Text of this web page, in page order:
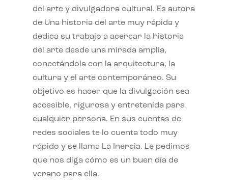
del arte y divulgadora cultural. Es autora
de Una historia del arte muy rápida y
dedica su trabajo a acercar la historia
del arte desde una mirada amplia,
conectándola con la arquitectura, la
cultura y el arte contemporáneo. Su
objetivo es hacer que la divulgación sea
accesible, rigurosa y entretenida para
cualquier persona. En sus cuentas de
redes sociales te lo cuenta todo muy
rápido y se llama La Inercia. Le pedimos
que nos diga cómo es un buen día de
verano para ella.